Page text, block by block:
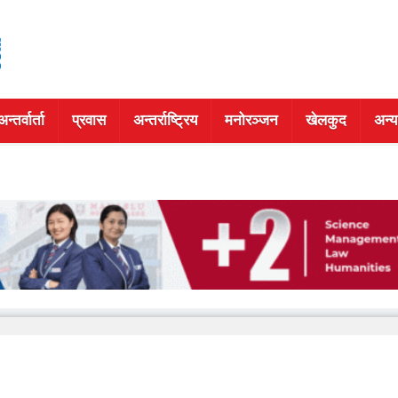
प्रवास अन्तर्राष्ट्रिय मनोरञ्जन खेलकुद अन्य